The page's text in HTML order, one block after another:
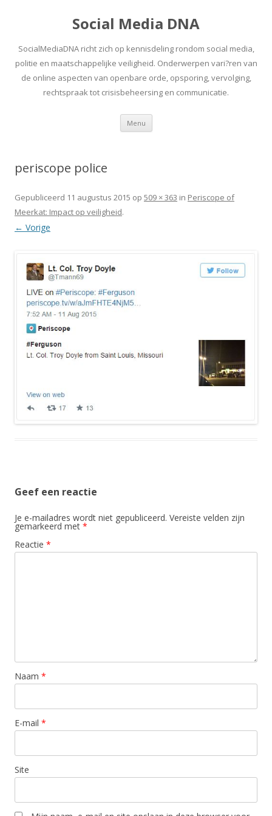
Social Media DNA
SocialMediaDNA richt zich op kennisdeling rondom social media,
politie en maatschappelijke veiligheid. Onderwerpen vari?ren van
de online aspecten van openbare orde, opsporing, vervolging,
rechtspraak tot crisisbeheersing en communicatie.
Menu Spring
inhoud
periscope police
Gepubliceerd 11 augustus 2015 op 509 × 363 in Periscope of
Meerkat: Impact op veiligheid.
← Vorige
Geef een reactie
Je e-mailadres wordt niet gepubliceerd. Vereiste velden zijn
gemarkeerd met *
Reactie *
Naam *
E-mail *
Site